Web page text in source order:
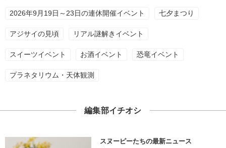
2026年9月19日～23日の連休開催イベント 七夕まつり
アジサイの見頃 リアル謎解きイベント
スイーツイベント お酒イベント 恐竜イベント
プラネタリウム・天体観測
編集部イチオシ
スヌーピーたちの最新ニュース